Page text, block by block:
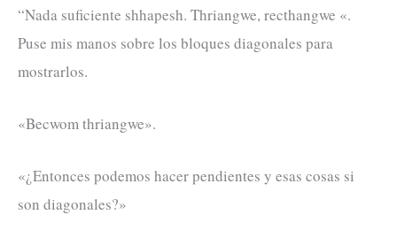
“Nada suficiente shhapesh. Thriangwe, recthangwe «.
Puse mis manos sobre los bloques diagonales para
mostrarlos.
«Becwom thriangwe».
«¿Entonces podemos hacer pendientes y esas cosas si
son diagonales?»